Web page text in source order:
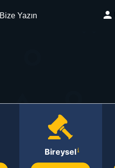
Bize Yazın
Bireysel